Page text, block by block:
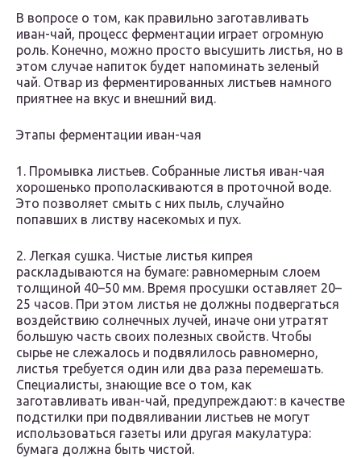
В вопросе о том, как правильно заготавливать
иван-чай, процесс ферментации играет огромную
роль. Конечно, можно просто высушить листья, но в
этом случае напиток будет напоминать зеленый
чай. Отвар из ферментированных листьев намного
приятнее на вкус и внешний вид.
Этапы ферментации иван-чая
1. Промывка листьев. Собранные листья иван-чая
хорошенько прополаскиваются в проточной воде.
Это позволяет смыть с них пыль, случайно
попавших в листву насекомых и пух.
2. Легкая сушка. Чистые листья кипрея
раскладываются на бумаге: равномерным слоем
толщиной 40–50 мм. Время просушки оставляет 20–
25 часов. При этом листья не должны подвергаться
воздействию солнечных лучей, иначе они утратят
большую часть своих полезных свойств. Чтобы
сырье не слежалось и подвялилось равномерно,
листья требуется один или два раза перемешать.
Специалисты, знающие все о том, как
заготавливать иван-чай, предупреждают: в качестве
подстилки при подвяливании листьев не могут
использоваться газеты или другая макулатура:
бумага должна быть чистой.